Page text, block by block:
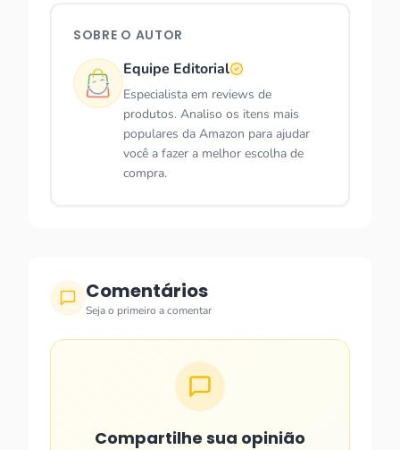
SOBRE O AUTOR
Equipe Editorial
Especialista em reviews de
produtos. Analiso os itens mais
populares da Amazon para ajudar
você a fazer a melhor escolha de
compra.
Comentários
Seja o primeiro a comentar
Compartilhe sua opinião